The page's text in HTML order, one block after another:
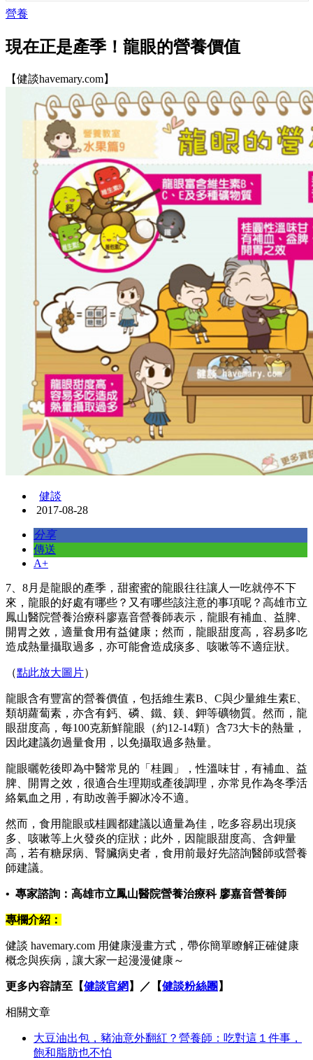
營養
現在正是產季！龍眼的營養價值
【健談havemary.com】
健談
2017-08-28
分享
傳送
A+
7、8月是龍眼的產季，甜蜜蜜的龍眼往往讓人一吃就停不下
來，龍眼的好處有哪些？又有哪些該注意的事項呢？高雄市立
鳳山醫院營養治療科廖嘉音營養師表示，龍眼有補血、益脾、
開胃之效，適量食用有益健康；然而，龍眼甜度高，容易多吃
造成熱量攝取過多，亦可能會造成痰多、咳嗽等不適症狀。
（點此放大圖片）
龍眼含有豐富的營養價值，包括維生素B、C與少量維生素E、
類胡蘿蔔素，亦含有鈣、磷、鐵、鎂、鉀等礦物質。然而，龍
眼甜度高，每100克新鮮龍眼（約12-14顆）含73大卡的熱量，
因此建議勿過量食用，以免攝取過多熱量。
龍眼曬乾後即為中醫常見的「桂圓」，性溫味甘，有補血、益
脾、開胃之效，很適合生理期或產後調理，亦常見作為冬季活
絡氣血之用，有助改善手腳冰冷不適。
然而，食用龍眼或桂圓都建議以適量為佳，吃多容易出現痰
多、咳嗽等上火發炎的症狀；此外，因龍眼甜度高、含鉀量
高，若有糖尿病、腎臟病史者，食用前最好先諮詢醫師或營養
師建議。
• 專家諮詢：高雄市立鳳山醫院營養治療科 廖嘉音營養師
專欄介紹：
健談 havemary.com 用健康漫畫方式，帶你簡單瞭解正確健康
概念與疾病，讓大家一起漫漫健康～
更多內容請至【健談官網 】／【健談粉絲團 】
相關文章
大豆油出包，豬油意外翻紅？營養師：吃對這１件事，
飽和脂肪也不怕